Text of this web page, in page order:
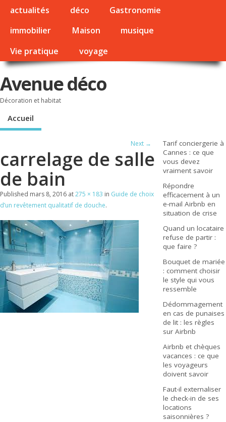
actualités déco
Gastronomie
immobilier
Maison
musique
Vie pratique
voyage
Avenue déco
Décoration et habitat
Accueil
Next →
carrelage de salle
de bain
Published mars 8, 2016 at275 × 183 in Guide de choix
d’un revêtement qualitatif de douche.
Tarif conciergerie à
Cannes : ce que
vous devez
vraiment savoir
Répondre
efficacement à un
e-mail Airbnb en
situation de crise
Quand un locataire
refuse de partir :
que faire ?
Bouquet de mariée
: comment choisir
le style qui vous
ressemble
Dédommagement
en cas de punaises
de lit : les règles
sur Airbnb
Airbnb et chèques
vacances : ce que
les voyageurs
doivent savoir
Faut-il externaliser
le check-in de ses
locations
saisonnières ?